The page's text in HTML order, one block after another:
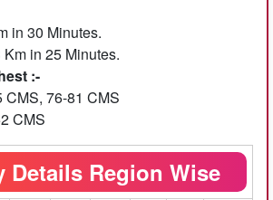
in 30 Minutes.
Km in 25 Minutes.
:-
CMS, 76-81 CMS
CMS
Details Region Wise